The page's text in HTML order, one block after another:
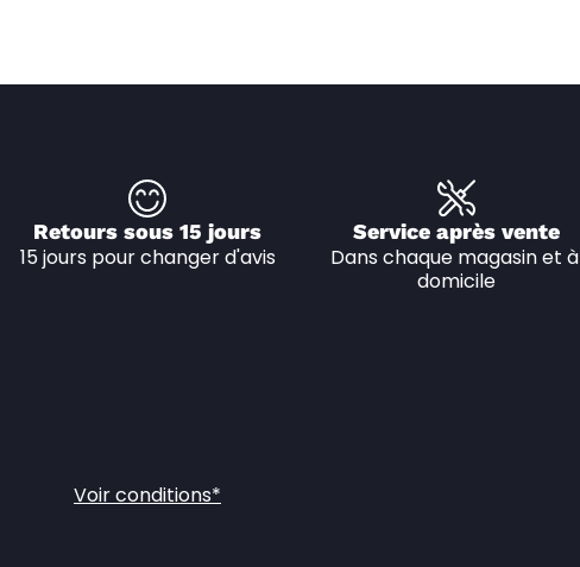
Retours sous 15 jours
15 jours pour changer d'avis
Service après vente
Dans chaque magasin et à
domicile
Voir conditions*